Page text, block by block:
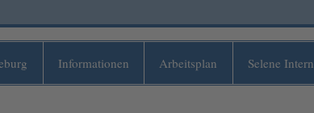
Informationen Arbeitsplan Selene Intern